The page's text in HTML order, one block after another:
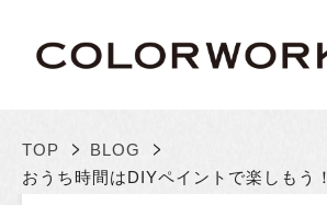
TOP > BLOG >
おうち時間はDIYペイントで楽しもう！